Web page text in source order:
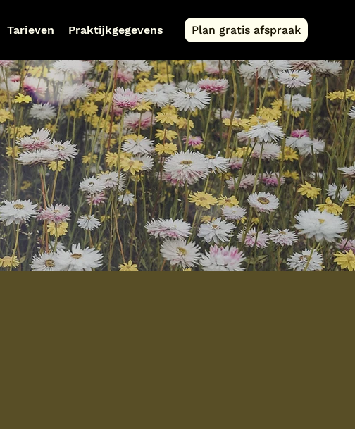
Tarieven Praktijkgegevens Plan gratis afspraak